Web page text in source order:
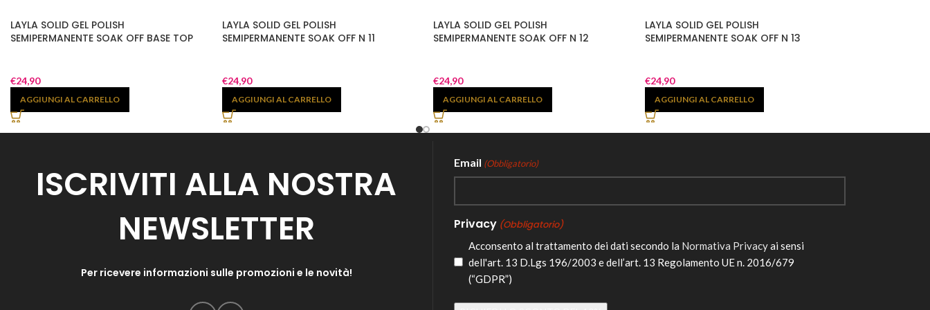
LAYLA SOLID GEL POLISH
SEMIPERMANENTE SOAK OFF BASE TOP
€24,90
AGGIUNGI AL CARRELLO
LAYLA SOLID GEL POLISH
SEMIPERMANENTE SOAK OFF N 11
€24,90
AGGIUNGI AL CARRELLO
LAYLA SOLID GEL POLISH
SEMIPERMANENTE SOAK OFF N 12
€24,90
AGGIUNGI AL CARRELLO
LAYLA SOLID GEL POLISH
SEMIPERMANENTE SOAK OFF N 13
€24,90
AGGIUNGI AL CARRELLO
ISCRIVITI ALLA NOSTRA
NEWSLETTER
Per ricevere informazioni sulle promozioni e le novità!
Email (Obbligatorio)
Privacy (Obbligatorio)
Acconsento al trattamento dei dati secondo la Normativa Privacyai sensi
dell'art. 13 D.Lgs 196/2003 e dell’art. 13 Regolamento UE n. 2016/679
(“GDPR”)